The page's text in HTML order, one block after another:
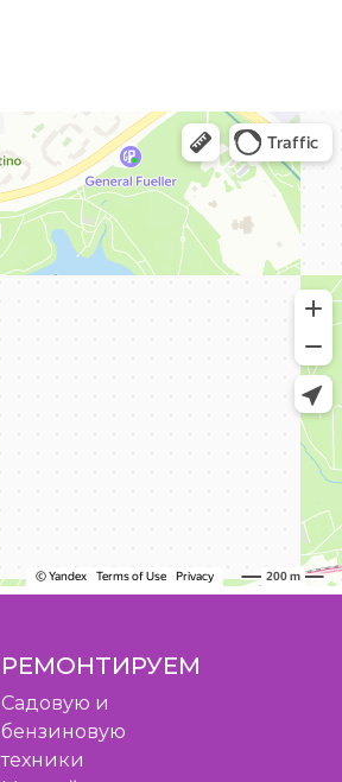
РЕМОНТИРУЕМ
Садовую и
бензиновую
техники